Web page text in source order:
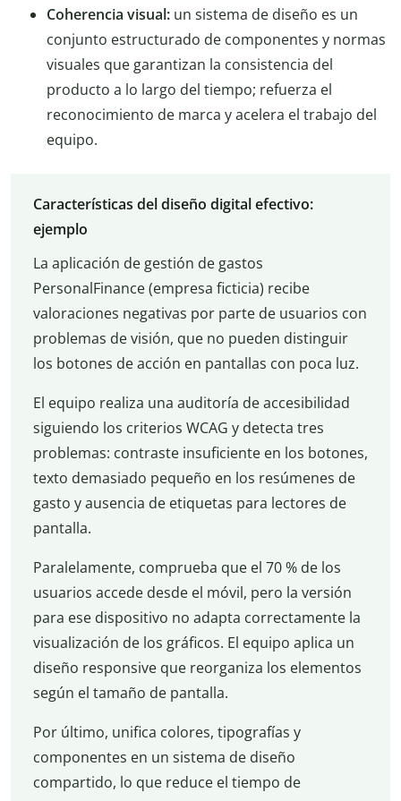
Coherencia visual: un sistema de diseño es un
conjunto estructurado de componentes y normas
visuales que garantizan la consistencia del
producto a lo largo del tiempo; refuerza el
reconocimiento de marca y acelera el trabajo del
equipo.
Características del diseño digital efectivo:
ejemplo
La aplicación de gestión de gastos
PersonalFinance (empresa ficticia) recibe
valoraciones negativas por parte de usuarios con
problemas de visión, que no pueden distinguir
los botones de acción en pantallas con poca luz.
El equipo realiza una auditoría de accesibilidad
siguiendo los criterios WCAG y detecta tres
problemas: contraste insuficiente en los botones,
texto demasiado pequeño en los resúmenes de
gasto y ausencia de etiquetas para lectores de
pantalla.
Paralelamente, comprueba que el 70 % de los
usuarios accede desde el móvil, pero la versión
para ese dispositivo no adapta correctamente la
visualización de los gráficos. El equipo aplica un
diseño responsive que reorganiza los elementos
según el tamaño de pantalla.
Por último, unifica colores, tipografías y
componentes en un sistema de diseño
compartido, lo que reduce el tiempo de